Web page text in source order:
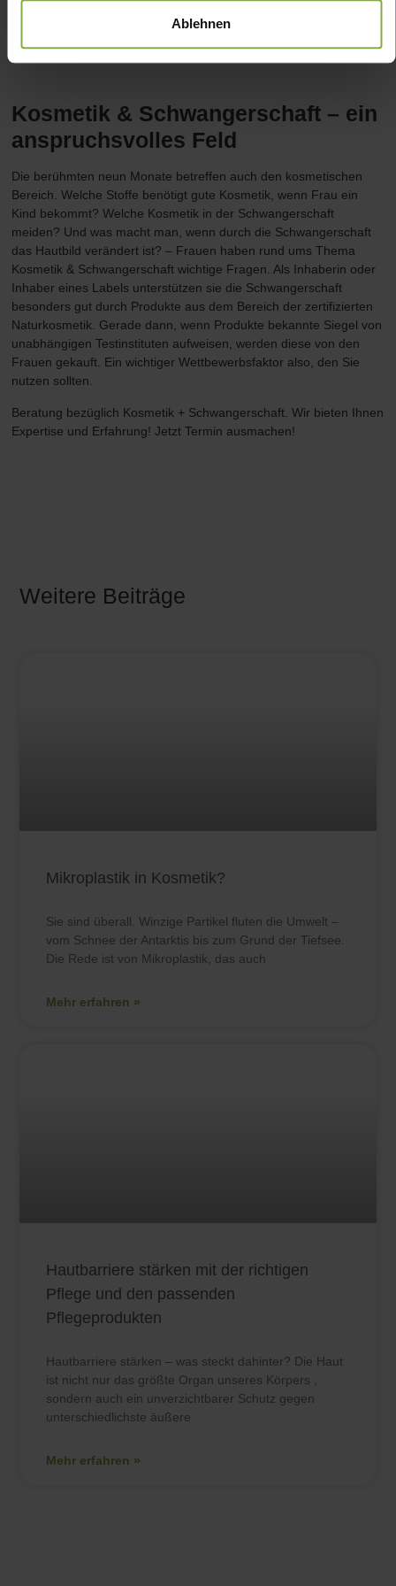
Ablehnen
Schwangerschaft: Vereinbaren Sie ein Gespräch!
Kosmetik & Schwangerschaft – ein
anspruchsvolles Feld
Die berühmten neun Monate betreffen auch den kosmetischen
Bereich. Welche Stoffe benötigt gute Kosmetik, wenn Frau ein
Kind bekommt? Welche Kosmetik in der Schwangerschaft
meiden? Und was macht man, wenn durch die Schwangerschaft
das Hautbild verändert ist? – Frauen haben rund ums Thema
Kosmetik & Schwangerschaft wichtige Fragen. Als Inhaberin oder
Inhaber eines Labels unterstützen sie die Schwangerschaft
besonders gut durch Produkte aus dem Bereich der zertifizierten
Naturkosmetik. Gerade dann, wenn Produkte bekannte Siegel von
unabhängigen Testinstituten aufweisen, werden diese von den
Frauen gekauft. Ein wichtiger Wettbewerbsfaktor also, den Sie
nutzen sollten.
Beratung bezüglich Kosmetik + Schwangerschaft. Wir bieten Ihnen
Expertise und Erfahrung! Jetzt Termin ausmachen!
Weitere Beiträge
Mikroplastik in Kosmetik?
Sie sind überall. Winzige Partikel fluten die Umwelt –
vom Schnee der Antarktis bis zum Grund der Tiefsee.
Die Rede ist von Mikroplastik, das auch
Mehr erfahren »
Hautbarriere stärken mit der richtigen
Pflege und den passenden
Pflegeprodukten
Hautbarriere stärken – was steckt dahinter? Die Haut
ist nicht nur das größte Organ unseres Körpers ,
sondern auch ein unverzichtbarer Schutz gegen
unterschiedlichste äußere
Mehr erfahren »